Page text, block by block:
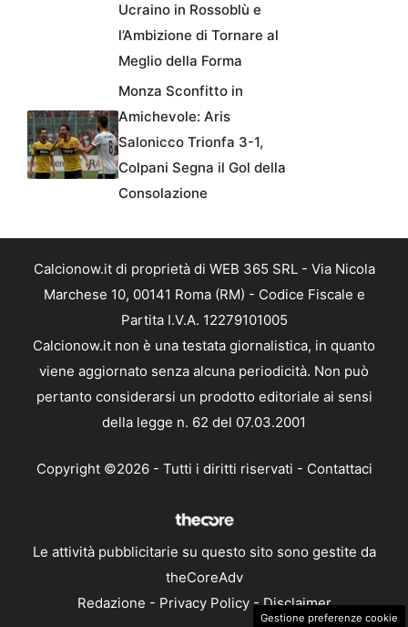
Ucraino in Rossoblù e
l’Ambizione di Tornare al
Meglio della Forma
Monza Sconfitto in
Amichevole: Aris
Salonicco Trionfa 3-1,
Colpani Segna il Gol della
Consolazione
Calcionow.it di proprietà di WEB 365 SRL - Via Nicola
Marchese 10, 00141 Roma (RM) - Codice Fiscale e
Partita I.V.A. 12279101005
Calcionow.it non è una testata giornalistica, in quanto
viene aggiornato senza alcuna periodicità. Non può
pertanto considerarsi un prodotto editoriale ai sensi
della legge n. 62 del 07.03.2001
Copyright ©2026 - Tutti i diritti riservati - Contattaci
Le attività pubblicitarie su questo sito sono gestite da
theCoreAdv
Redazione - Privacy Policy-Disclaimer
Gestione preferenze cookie